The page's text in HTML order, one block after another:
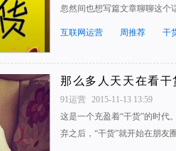
忽然间也想写篇文章聊聊这
互联网运营 周推荐 干
那么多人天天在看
91运营
2015-11-13 13:59
这是一个充盈着“干货”的时代
弃之后，“干货”就开始在朋友